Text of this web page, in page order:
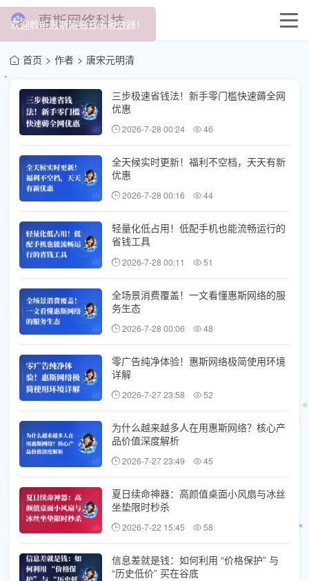
惠斯网络科技
首页 作者 唐宋元明清
三步极速省钱法！新手零门槛快速薅全网
优惠
2026-7-28 00:24 46
全天候实时更新！福利不空档，天天有新
优惠
2026-7-28 00:16 44
轻量化低占用！低配手机也能流畅运行的
省钱工具
2026-7-28 00:11 51
全场景消费覆盖！一文看懂惠斯网络的服
务生态
2026-7-28 00:06 48
零广告纯净体验！惠斯网络极简使用环境
详解
2026-7-27 23:58 52
为什么越来越多人在用惠斯网络？核心产
品价值深度解析
2026-7-27 23:49 45
夏日续命神器：高颜值桌面小风扇与冰丝
坐垫限时秒杀
2026-7-22 15:45 58
信息差就是钱：如何利用 “价格保护” 与
“历史低价” 买在谷底
欢迎聆听惠斯网络音乐播放器！